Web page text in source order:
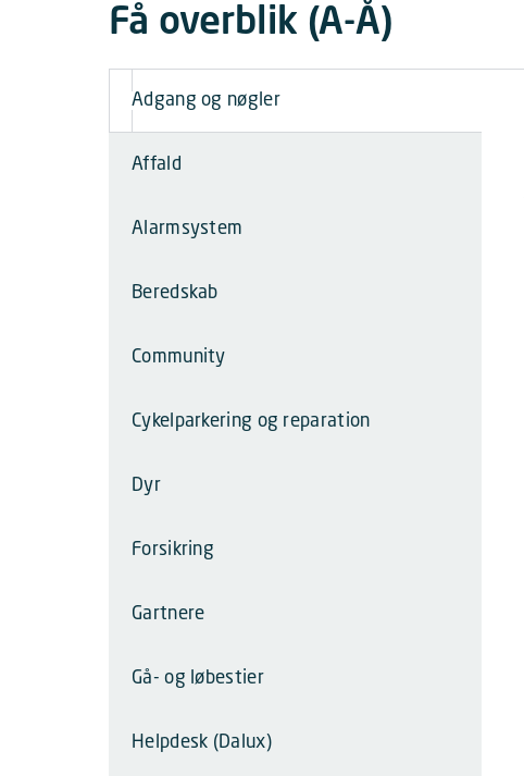
Få overblik (A-Å)
Adgang og nøgler
Affald
Alarmsystem
Beredskab
Community
Cykelparkering og reparation
Dyr
Forsikring
Gartnere
Gå- og løbestier
Helpdesk (Dalux)